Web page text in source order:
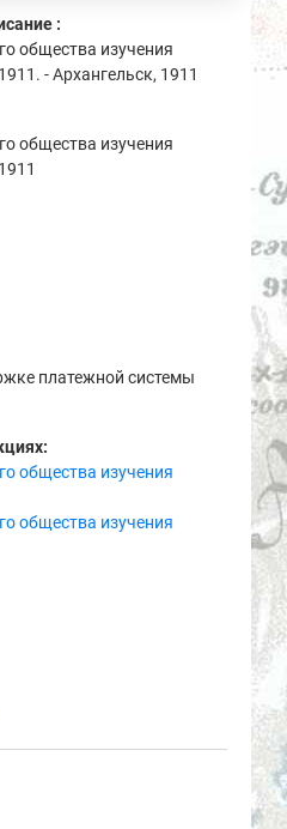
:
общества изучения
- Архангельск, 1911
общества изучения
платежной системы
общества изучения
общества изучения